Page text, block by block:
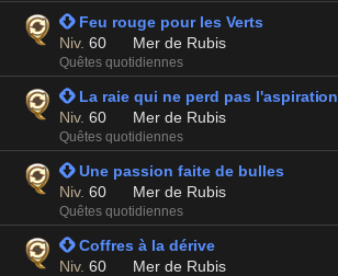
 Feu rouge pour les Verts
Niv. 60 Mer de Rubis
Quêtes quotidiennes
 La raie qui ne perd pas l'aspiration
Niv. 60 Mer de Rubis
Quêtes quotidiennes
 Une passion faite de bulles
Niv. 60 Mer de Rubis
Quêtes quotidiennes
 Coffres à la dérive
Niv. 60 Mer de Rubis